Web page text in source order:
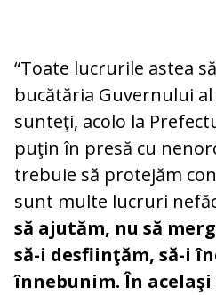
“Toate lucrurile astea
bucătăria Guvernului
sunteţi, acolo la
puţin în presă cu
trebuie să protejăm
sunt multe lucruri
să ajutăm, nu să
să-i desfiinţăm, să-i
înnebunim. În